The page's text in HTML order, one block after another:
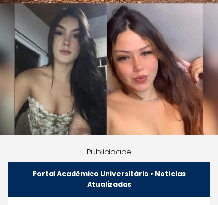
Publicidade
Portal Acadêmico Universitário • Notícias
Atualizadas